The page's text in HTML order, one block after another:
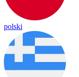
polski